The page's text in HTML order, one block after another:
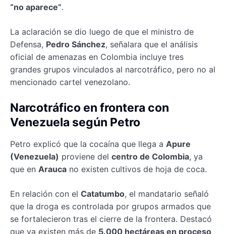
“no aparece”.
La aclaración se dio luego de que el ministro de
Defensa, Pedro Sánchez, señalara que el análisis
oficial de amenazas en Colombia incluye tres
grandes grupos vinculados al narcotráfico, pero no al
mencionado cartel venezolano.
Narcotráfico en frontera con
Venezuela según Petro
Petro explicó que la cocaína que llega a Apure
(Venezuela) proviene del centro de Colombia, ya
que en Arauca no existen cultivos de hoja de coca.
En relación con el Catatumbo, el mandatario señaló
que la droga es controlada por grupos armados que
se fortalecieron tras el cierre de la frontera. Destacó
que ya existen más de 5.000 hectáreas en proceso